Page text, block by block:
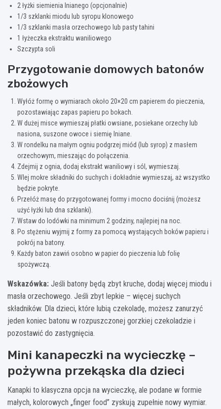
2 łyżki siemienia lnianego (opcjonalnie)
1/3 szklanki miodu lub syropu klonowego
1/3 szklanki masła orzechowego lub pasty tahini
1 łyżeczka ekstraktu waniliowego
Szczypta soli
Przygotowanie domowych batonów
zbożowych
Wyłóż formę o wymiarach około 20×20 cm papierem do pieczenia,
pozostawiając zapas papieru po bokach.
W dużej misce wymieszaj płatki owsiane, posiekane orzechy lub
nasiona, suszone owoce i siemię lniane.
W rondelku na małym ogniu podgrzej miód (lub syrop) z masłem
orzechowym, mieszając do połączenia.
Zdejmij z ognia, dodaj ekstrakt waniliowy i sól, wymieszaj.
Wlej mokre składniki do suchych i dokładnie wymieszaj, aż wszystko
będzie pokryte.
Przełóż masę do przygotowanej formy i mocno dociśnij (możesz
użyć łyżki lub dna szklanki).
Wstaw do lodówki na minimum 2 godziny, najlepiej na noc.
Po stężeniu wyjmij z formy za pomocą wystających boków papieru i
pokrój na batony.
Każdy baton zawiń osobno w papier do pieczenia lub folię
spożywczą.
Wskazówka: Jeśli batony będą zbyt kruche, dodaj więcej miodu i
masła orzechowego. Jeśli zbyt lepkie – więcej suchych
składników. Dla dzieci, które lubią czekoladę, możesz zanurzyć
jeden koniec batonu w rozpuszczonej gorzkiej czekoladzie i
pozostawić do zastygnięcia.
Mini kanapeczki na wycieczkę –
pożywna przekąska dla dzieci
Kanapki to klasyczna opcja na wycieczkę, ale podane w formie
małych, kolorowych „finger food” zyskują zupełnie nowy wymiar.